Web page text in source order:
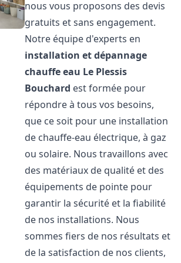
nous vous proposons des devis
gratuits et sans engagement.
Notre équipe d'experts en
installation et dépannage
chauffe eau Le Plessis
Bouchard est formée pour
répondre à tous vos besoins,
que ce soit pour une installation
de chauffe-eau électrique, à gaz
ou solaire. Nous travaillons avec
des matériaux de qualité et des
équipements de pointe pour
garantir la sécurité et la fiabilité
de nos installations. Nous
sommes fiers de nos résultats et
de la satisfaction de nos clients,